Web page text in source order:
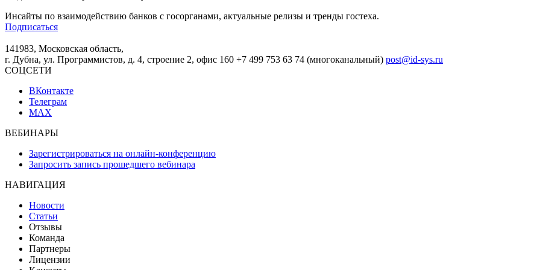
Инсайты по взаимодействию банков с госорганами, актуальные релизы и тренды гостеха.
Подписаться
141983, Московская область,
г. Дубна, ул. Программистов, д. 4, строение 2, офис 160 +7 499 753 63 74 (многоканальный) post@id-sys.ru
СОЦСЕТИ
ВКонтакте
Телеграм
MAX
ВЕБИНАРЫ
Зарегистрироваться на онлайн-конференцию
Запросить запись прошедшего вебинара
НАВИГАЦИЯ
Новости
Статьи
Отзывы
Команда
Партнеры
Лицензии